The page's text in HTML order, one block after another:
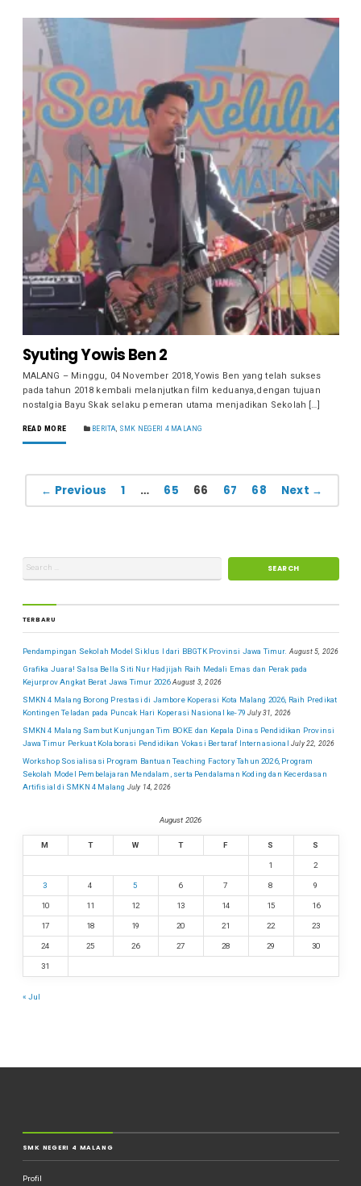
Syuting Yowis Ben 2
MALANG – Minggu, 04 November 2018,Yowis Ben yang telah sukses
pada tahun 2018 kembali melanjutkan film keduanya,dengan tujuan
nostalgia Bayu Skak selaku pemeran utama menjadikan Sekolah […]
READ MORE BERITA SMK NEGERI 4 MALANG
← Previous 1 … 65 66 67 68 Next →
TERBARU
Pendampingan Sekolah Model Siklus I dari BBGTK Provinsi Jawa Timur. August 5, 2026
Grafika Juara! Salsa Bella Siti Nur Hadjijah Raih Medali Emas dan Perak pada
Kejurprov Angkat Berat Jawa Timur 2026 August 3, 2026
SMKN 4 Malang Borong Prestasi di Jambore Koperasi Kota Malang 2026, Raih Predikat
Kontingen Teladan pada Puncak Hari Koperasi Nasional ke-79 July 31, 2026
SMKN 4 Malang Sambut Kunjungan Tim BOKE dan Kepala Dinas Pendidikan Provinsi
Jawa Timur Perkuat Kolaborasi Pendidikan Vokasi Bertaraf Internasional July 22, 2026
Workshop Sosialisasi Program Bantuan Teaching Factory Tahun 2026, Program
Sekolah Model Pembelajaran Mendalam, serta Pendalaman Koding dan Kecerdasan
Artifisial di SMKN 4 Malang July 14, 2026
August 2026
M T W T F S S
1 2
3 4 5 6 7 8 9
10 11 12 13 14 15 16
17 18 19 20 21 22 23
24 25 26 27 28 29 30
31
« Jul
SMK NEGERI 4 MALANG
Profil